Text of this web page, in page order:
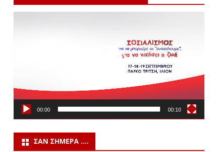
Πρόγραμμα
00:00 00:10
ΣΑΝ ΣΉΜΕΡΑ ….